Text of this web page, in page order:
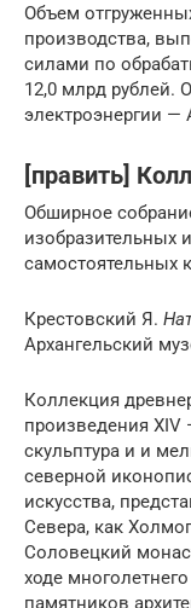
Объем
производства,
силами по
12,0 млрд рублей.
электроэнергии —
[править]
Обширное
изобразительных
самостоятельных
Крестовский Я.
Архангельский
Коллекция
произведения XIV
скульптура и и
северной
искусства,
Севера, как
Соловецкий
ходе
памятников